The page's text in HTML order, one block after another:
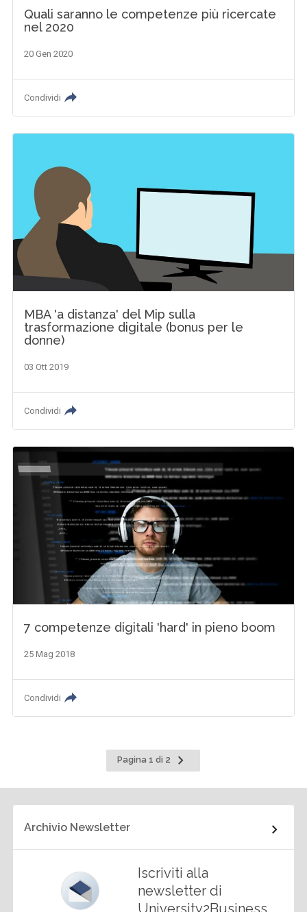
Quali saranno le competenze più ricercate
nel 2020
20 Gen 2020
Condividi
MBA 'a distanza' del Mip sulla
trasformazione digitale (bonus per le
donne)
03 Ott 2019
Condividi
7 competenze digitali 'hard' in pieno boom
25 Mag 2018
Condividi
Pagina 1 di 2
Pagina
successiva
Archivio Newsletter
Iscriviti alla
newsletter di